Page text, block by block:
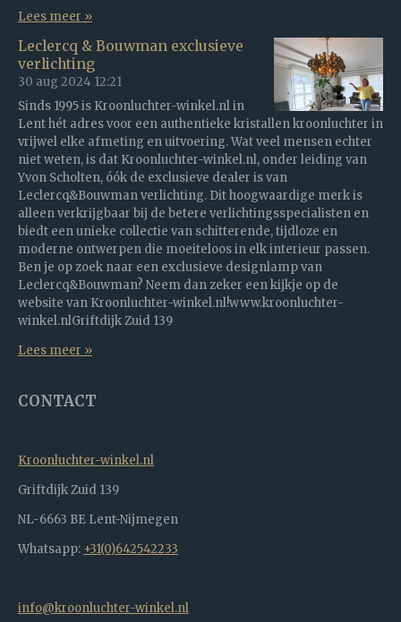
Lees meer »
Leclercq & Bouwman exclusieve
verlichting
30 aug 2024 12:21
Sinds 1995 is Kroonluchter-winkel.nl in
Lent hét adres voor een authentieke kristallen kroonluchter in
vrijwel elke afmeting en uitvoering. Wat veel mensen echter
niet weten, is dat Kroonluchter-winkel.nl, onder leiding van
Yvon Scholten, óók de exclusieve dealer is van
Leclercq&Bouwman verlichting. Dit hoogwaardige merk is
alleen verkrijgbaar bij de betere verlichtingsspecialisten en
biedt een unieke collectie van schitterende, tijdloze en
moderne ontwerpen die moeiteloos in elk interieur passen.
Ben je op zoek naar een exclusieve designlamp van
Leclercq&Bouwman? Neem dan zeker een kijkje op de
website van Kroonluchter-winkel.nl!www.kroonluchter-
winkel.nlGriftdijk Zuid 139
Lees meer »
CONTACT
Kroonluchter-winkel.nl
Griftdijk Zuid 139
NL-6663 BE Lent-Nijmegen
Whatsapp: +31(0)642542233
info@kroonluchter-winkel.nl